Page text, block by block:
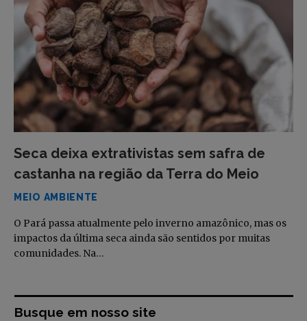
Seca deixa extrativistas sem safra de
castanha na região da Terra do Meio
MEIO AMBIENTE
O Pará passa atualmente pelo inverno amazônico, mas os
impactos da última seca ainda são sentidos por muitas
comunidades. Na…
Busque em nosso site